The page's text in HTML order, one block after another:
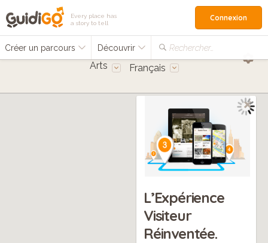
Every place has
a story to tell
Créer un parcours Découvrir Rechercher…
Connexion
Arts Français
L’Expérience
Visiteur
Réinventée.